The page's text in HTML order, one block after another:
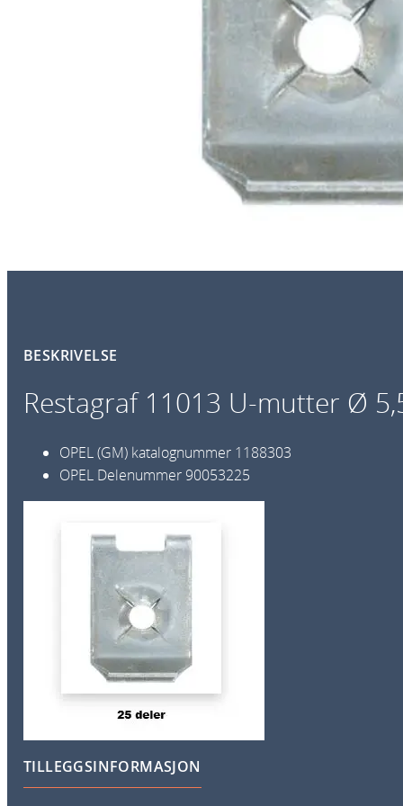
BESKRIVELSE
Restagraf 11013 U-mutter Ø
OPEL (GM) katalognummer 1188303
OPEL Delenummer 90053225
TILLEGGSINFORMASJON